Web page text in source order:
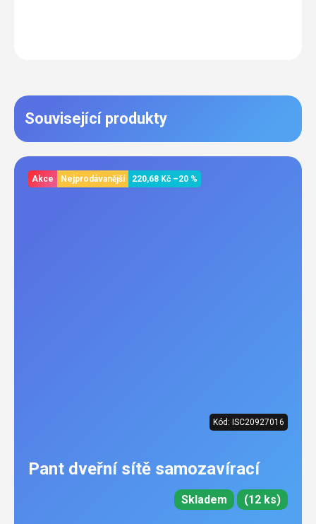
Související produkty
Akce Nejprodávanější 220,68 Kč –20 %
Kód: ISC20927016
Pant dveřní sítě samozavírací
Skladem (12 ks)